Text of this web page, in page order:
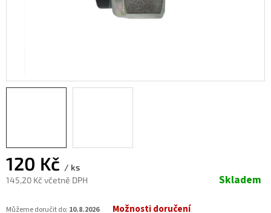
120 Kč / ks
145,20 Kč včetně DPH
cena:
Skladem
Můžeme doručit do: 10.8.2026 Možnosti doručení